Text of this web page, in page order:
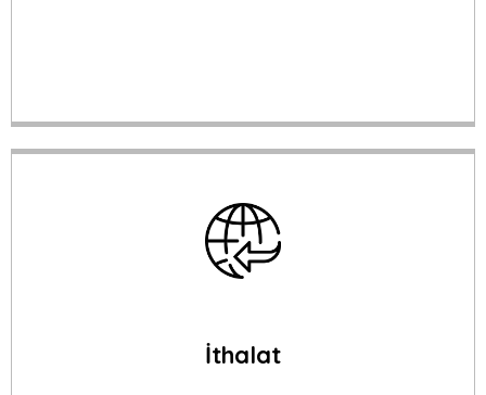
İthalat